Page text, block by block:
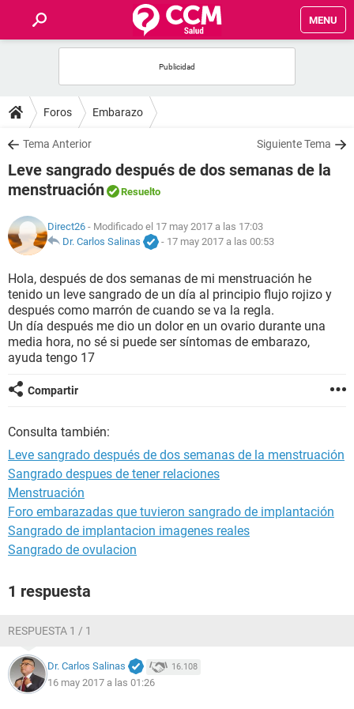
MENU
FOROS
SALUD
FAMILIA
NUTRICIÓN
SEXUALIDAD
GLOSARIO
Foros Embarazo
Tema Anterior Siguiente Tema
Leve sangrado después de dos semanas de la
menstruación
Resuelto
Direct26 - Modificado el 17 may 2017 a las 17:03
Dr. Carlos Salinas
- 17 may 2017 a las 00:53
Hola, después de dos semanas de mi menstruación he
tenido un leve sangrado de un día al principio flujo rojizo y
después como marrón de cuando se va la regla.
Un día después me dio un dolor en un ovario durante una
media hora, no sé si puede ser síntomas de embarazo,
ayuda tengo 17
Compartir
Consulta también:
Leve sangrado después de dos semanas de la menstruación
Sangrado despues de tener relaciones
Menstruación
Foro embarazadas que tuvieron sangrado de implantación
Sangrado de implantacion imagenes reales
Sangrado de ovulacion
1 respuesta
RESPUESTA 1 / 1
Dr. Carlos Salinas 16.108
16 may 2017 a las 01:26